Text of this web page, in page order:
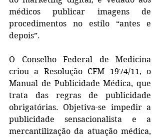
médicos publicar imagens de
procedimentos no estilo “antes e
depois”.
O Conselho Federal de Medicina
criou a Resolução CFM 1974/11, o
Manual de Publicidade Médica, que
trata das regras de publicidade
obrigatórias. Objetiva-se impedir a
publicidade sensacionalista e a
mercantilização da atuação médica,